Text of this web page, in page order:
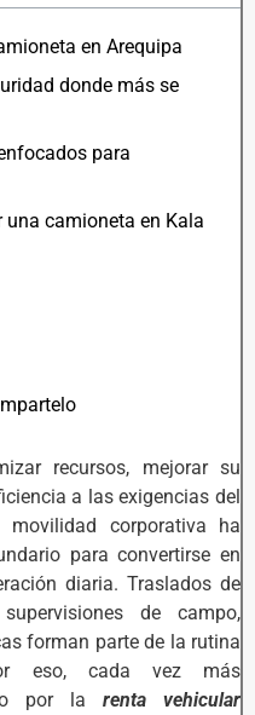
en Arequipa
donde más se
para
una camioneta en Kala
recursos, mejorar su
a las exigencias del
corporativa ha
para convertirse en
diaria. Traslados de
de campo,
forman parte de la rutina
eso, cada vez más
por la renta vehicular